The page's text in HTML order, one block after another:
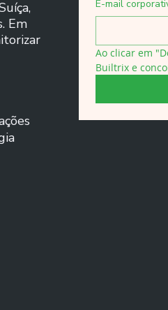
Em
E-mail
Ao clicar em
Builtrix e